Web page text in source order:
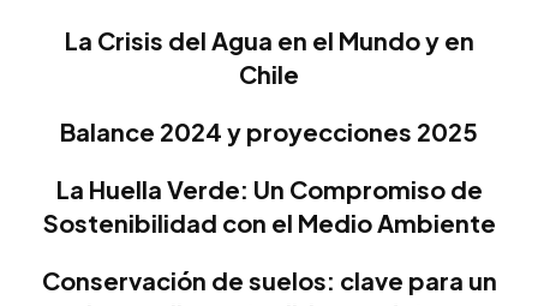
La Crisis del Agua en el Mundo y en
Chile
Balance 2024 y proyecciones 2025
La Huella Verde: Un Compromiso de
Sostenibilidad con el Medio Ambiente
Conservación de suelos: clave para un